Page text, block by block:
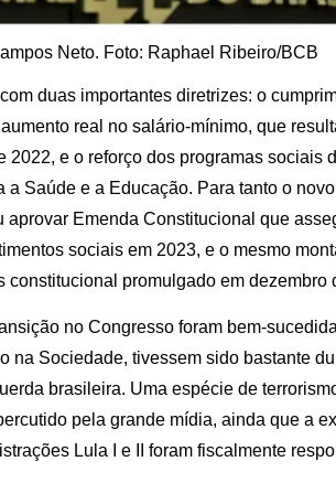
Neto. Foto: Raphael Ribeiro/BCB
duas importantes diretrizes: o
real no salário-mínimo, que
e o reforço dos programas sociais
Saúde e a Educação. Para tanto o
aprovar Emenda Constitucional que
sociais em 2023, e o mesmo
constitucional promulgado em dezembro
no Congresso foram bem-
na Sociedade, tivessem sido bastante
brasileira. Uma espécie de
pela grande mídia, ainda que a
Lula I e II foram fiscalmente